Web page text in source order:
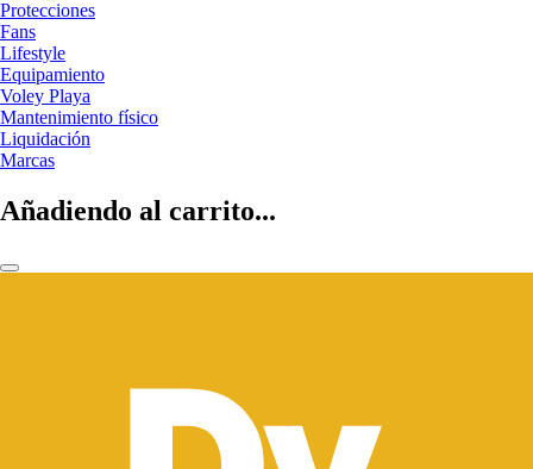
Protecciones
Fans
Lifestyle
Equipamiento
Voley Playa
Mantenimiento físico
Liquidación
Marcas
Añadiendo al carrito...